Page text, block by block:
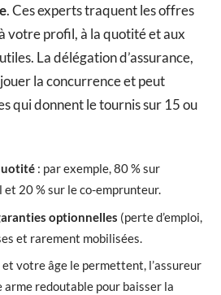
. Ces experts traquent les offres
votre profil, à la quotité et aux
La délégation d’assurance,
la concurrence et peut
qui donnent le tournis sur 15 ou
: par exemple, 80 % sur
et 20 % sur le co-emprunteur.
optionnelles (perte d’emploi,
et rarement mobilisées.
votre âge le permettent, l’assureur
redoutable pour baisser la